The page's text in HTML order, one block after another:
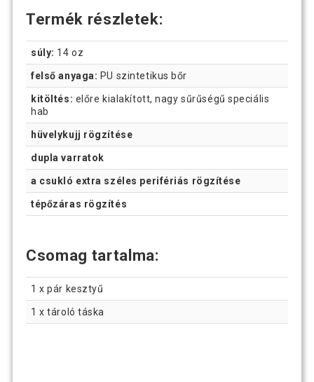
Termék részletek:
súly: 14 oz
felső anyaga: PU szintetikus bőr
kitöltés: előre kialakított, nagy sűrűségű speciális
hab
hüvelykujj rögzítése
dupla varratok
a csukló extra széles perifériás rögzítése
tépőzáras rögzítés
Csomag tartalma:
1 x pár kesztyű
1 x tároló táska